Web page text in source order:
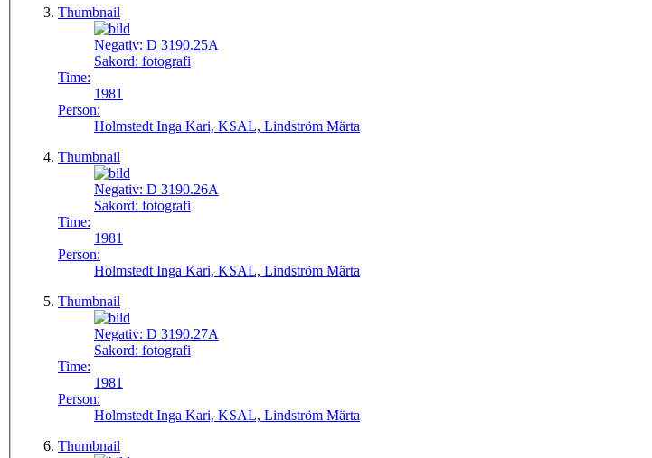
Thumbnail
Negativ: D 3190.25A
Sakord: fotografi
Time:
1981
Person:
Holmstedt Inga Kari, KSAL, Lindström Märta
Thumbnail
Negativ: D 3190.26A
Sakord: fotografi
Time:
1981
Person:
Holmstedt Inga Kari, KSAL, Lindström Märta
Thumbnail
Negativ: D 3190.27A
Sakord: fotografi
Time:
1981
Person:
Holmstedt Inga Kari, KSAL, Lindström Märta
Thumbnail